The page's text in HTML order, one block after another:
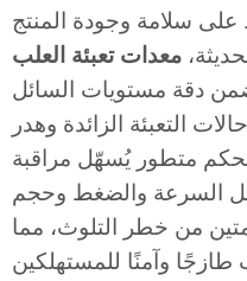
معدات تعبئة العلب
دقة مستويات السائل
التعبئة الزائدة وهدر
تحكم متطور يُسهّل مراقبة
السرعة والضغط وحجم
من خطر التلوث، مما